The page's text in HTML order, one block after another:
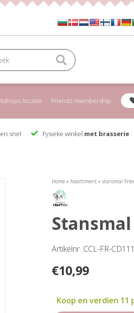
locatie Friendz membership
snel Fysieke winkel met brasserie
Home »Assortiment »stansmal
Artikelnr. CCL-FR-
€10,99
Koop en verdien 11